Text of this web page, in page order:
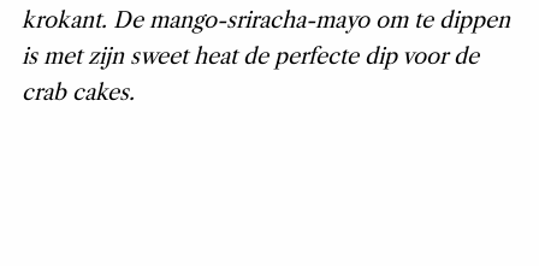
krokant. De mango-sriracha-mayo om te dippen
is met zijn sweet heat de perfecte dip voor de
crab cakes.